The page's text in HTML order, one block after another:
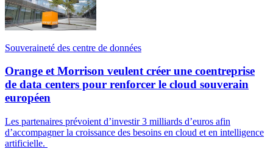
Souveraineté des centre de données
Orange et Morrison veulent créer une coentreprise
de data centers pour renforcer le cloud souverain
européen
Les partenaires prévoient d’investir 3 milliards d’euros afin
d’accompagner la croissance des besoins en cloud et en intelligence
artificielle.